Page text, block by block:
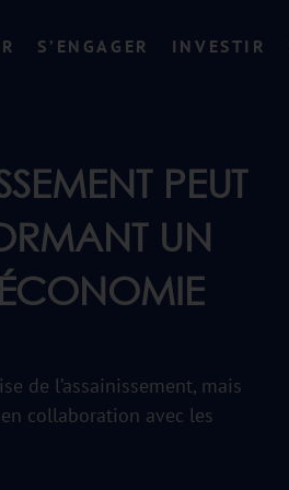
S’ENGAGER INVESTIR
PEUT
UN
de l’assainissement, mais
collaboration avec les